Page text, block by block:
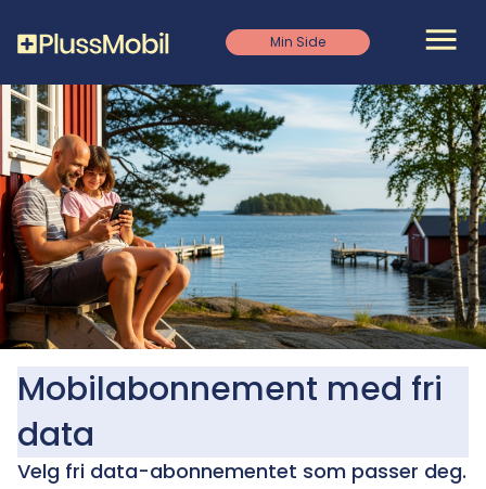
to
main
content
Min Side
Mobilabonnement med fri
data
Velg fri data-abonnementet som passer deg.